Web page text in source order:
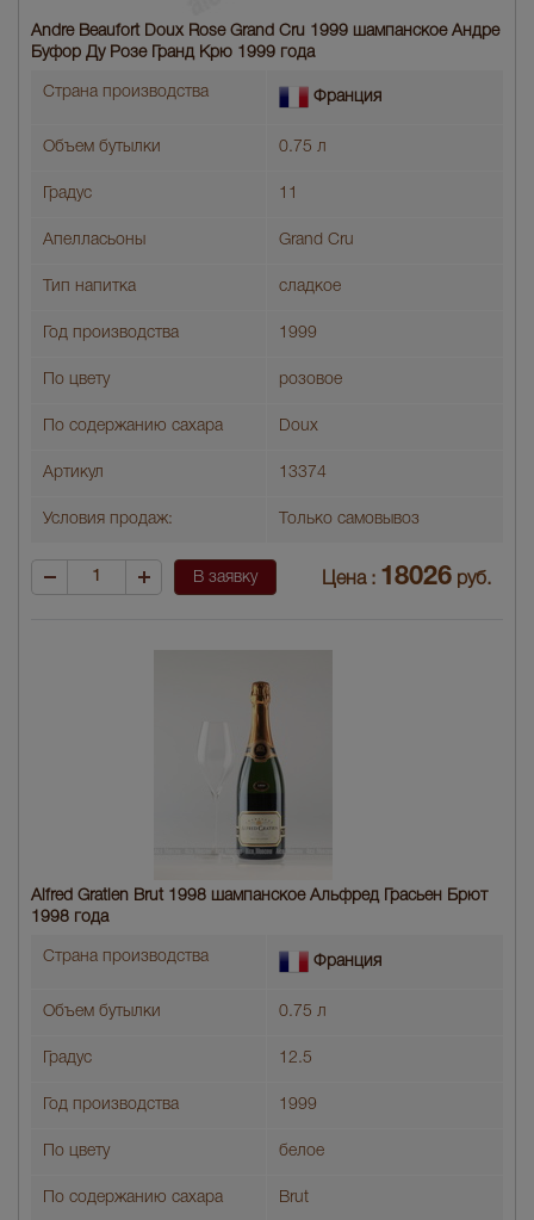
Andre Beaufort Doux Rose Grand Cru 1999 шампанское Андре
Буфор Ду Розе Гранд Крю 1999 года
Страна производства Франция
Объем бутылки 0.75 л
Градус 11
Апелласьоны Grand Cru
Тип напитка сладкое
Год производства 1999
По цвету розовое
По содержанию сахара Doux
Артикул 13374
Условия продаж: Только самовывоз
В заявку Цена : 18026 руб.
Alfred Gratien Brut 1998 шампанское Альфред Грасьен Брют
1998 года
Страна производства Франция
Объем бутылки 0.75 л
Градус 12.5
Год производства 1999
По цвету белое
По содержанию сахара Brut